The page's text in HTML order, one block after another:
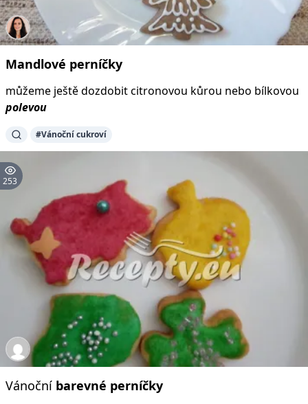
Mandlové perníčky
můžeme ještě dozdobit citronovou kůrou nebo bílkovou
polevou
#Vánoční cukroví
253
Vánoční barevné perníčky